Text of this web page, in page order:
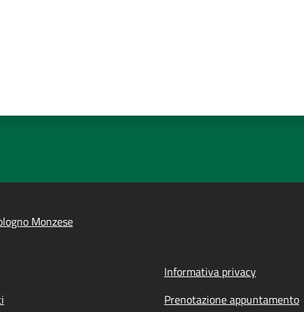
Monzese
Informativa privacy
Prenotazione appuntamento